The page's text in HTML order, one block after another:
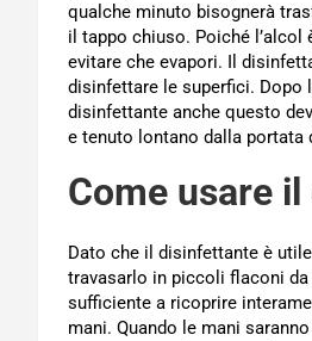
qualche minuto bisognerà
il tappo chiuso. Poiché
evitare che evapori. Il
disinfettare le superfici. Dopo
disinfettante anche questo
e tenuto lontano dalla
Come usare
Dato che il disinfettante è
travasarlo in piccoli flaconi
sufficiente a ricoprire
mani. Quando le mani